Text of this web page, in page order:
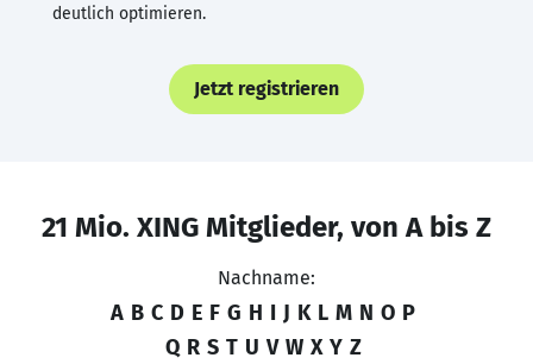
deutlich optimieren.
Jetzt registrieren
21 Mio. XING Mitglieder, von A bis Z
Nachname:
A B C D E F G H I J K L M N O P
Q R S T U V W X Y Z